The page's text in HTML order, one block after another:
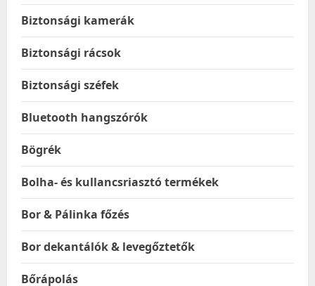
Biztonsági kamerák
Biztonsági rácsok
Biztonsági széfek
Bluetooth hangszórók
Bögrék
Bolha- és kullancsriasztó termékek
Bor & Pálinka főzés
Bor dekantálók & levegőztetők
Bőrápolás